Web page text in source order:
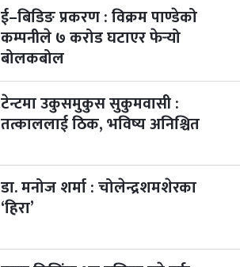
ई–बिडिङ प्रकरण : विक्रम पाण्डेको
कम्पनीले ७ करोड घटाएर फेर्‍यो
बोलकबोल
टेन्टमा उकुसमुकुस सुकुमवासी :
तत्काललाई ठिक, भविष्य अनिश्चित
डा. मनोज शर्मा : चोलेन्द्रशमशेरका
‘हिरा’